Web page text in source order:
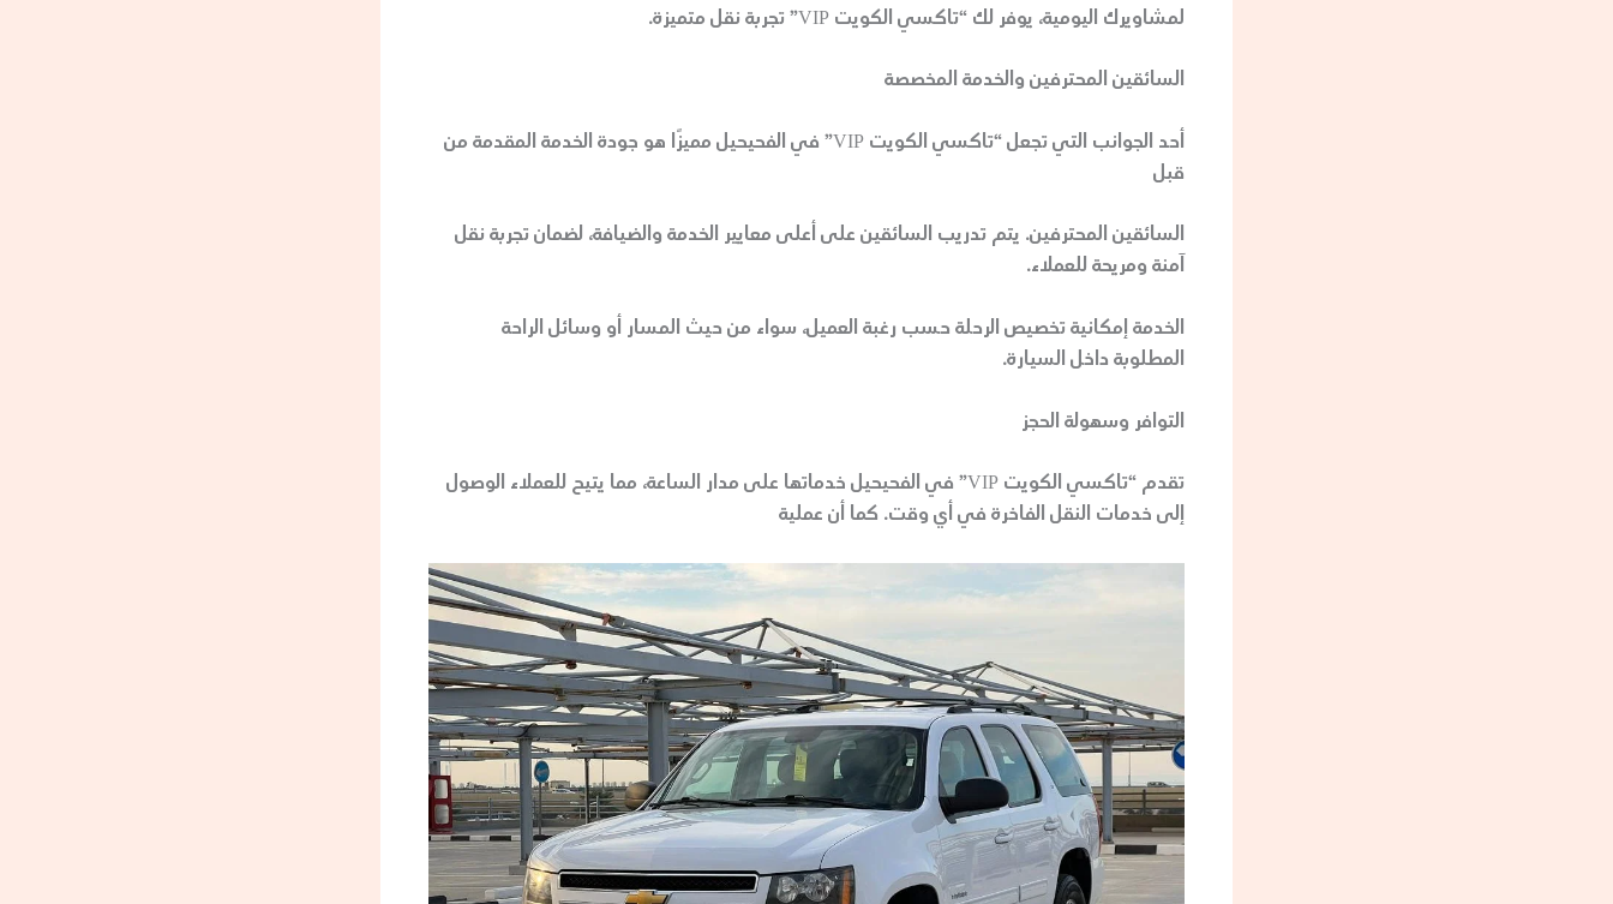
لمشاويرك اليومية، يوفر لك “تاكسي الكويت VIP” تجربة نقل متميزة.
السائقين المحترفين والخدمة المخصصة
أحد الجوانب التي تجعل “تاكسي الكويت VIP” في الفحيحيل مميزًا هو جودة الخدمة المقدمة من
قبل
السائقين المحترفين. يتم تدريب السائقين على أعلى معايير الخدمة والضيافة، لضمان تجربة نقل
آمنة ومريحة للعملاء.
الخدمة إمكانية تخصيص الرحلة حسب رغبة العميل، سواء من حيث المسار أو وسائل الراحة
المطلوبة داخل السيارة.
التوافر وسهولة الحجز
تقدم “تاكسي الكويت VIP” في الفحيحيل خدماتها على مدار الساعة، مما يتيح للعملاء الوصول
إلى خدمات النقل الفاخرة في أي وقت. كما أن عملية